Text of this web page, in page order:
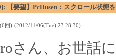
【要望】PcHusen：スクロール状態
回)-(2012/11/06(Tue) 23:28:30)
さん、お世話